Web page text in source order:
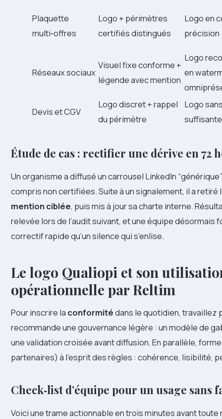
Plaquette
multi‑offres
Logo + périmètres
certifiés distingués
Logo en
précision
Réseaux sociaux
Visuel fixe conforme +
légende avec mention
Logo
en
Devis et CGV
Logo discret + rappel
du périmètre
Logo
suffisante
Étude de cas : rectifier une dérive en 72
Un organisme a diffusé un carrousel LinkedIn
compris non certifiées. Suite à un signalement, il a
mention ciblée, puis mis à jour sa charte interne.
relevée lors de l’audit suivant, et une équipe désormais
correctif rapide qu’un silence qui s’enlise.
Le logo Qualiopi et son
opérationnelle par Reltim
Pour inscrire la conformitédans le quotidien, travaillez
recommande une gouvernance légère : un modèle de
une validation croisée avant diffusion. En parallèle,
partenaires) à l’esprit des règles : cohérence, lisibilité,
Check‑list d’équipe pour un usage sans
Voici une trame actionnable en trois minutes avant toute